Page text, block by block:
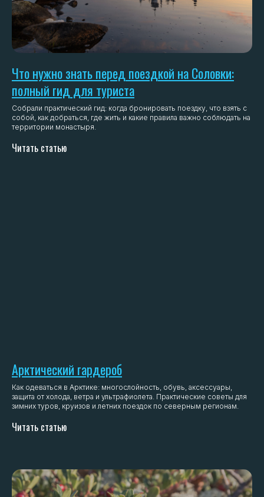
Что нужно знать перед поездкой на Соловки:
полный гид для туриста
Собрали практический гид: когда бронировать поездку, что взять с
собой, как добраться, где жить и какие правила важно соблюдать на
территории монастыря.
Читать статью
Арктический гардероб
Как одеваться в Арктике: многослойность, обувь, аксессуары,
защита от холода, ветра и ультрафиолета. Практические советы для
зимних туров, круизов и летних поездок по северным регионам.
Читать статью